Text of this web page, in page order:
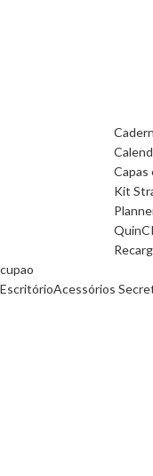
Capas
Kit
cupao
EscritórioAcessórios